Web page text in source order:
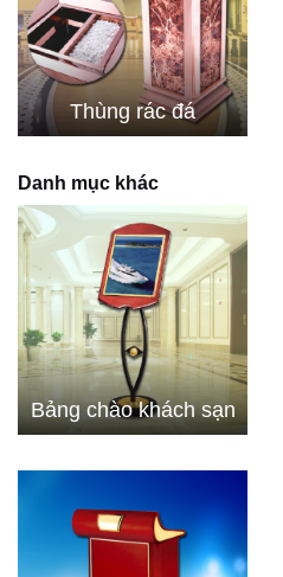
Thùng rác đá
Danh mục khác
Bảng chào khách sạn